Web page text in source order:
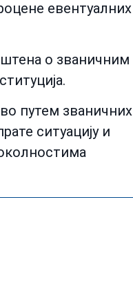
евентуалних
о званичним
путем званичних
ситуацију и